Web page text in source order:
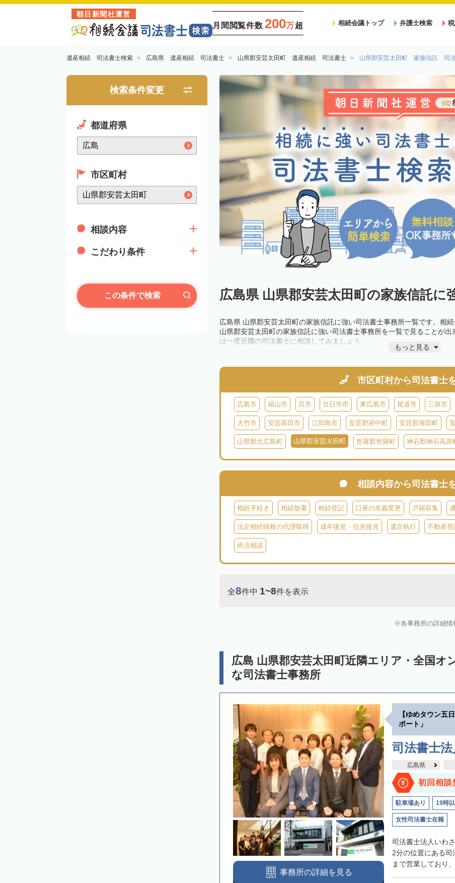
朝日新聞社運営
月間閲覧件数 200万超 相続会議トップ 弁護士検索
遺産相続 司法書士検索 広島県 遺産相続 司法書士 山県郡安芸太田町 遺産相続 司法書士 山県郡安芸太田町 家族信託 司
検索条件変更
都道府県
市区町村
相談内容
こだわり条件
この条件で検索 広島県 山県郡安芸太田町の家族信託に
広島県 山県郡安芸太田町の家族信託に強い司法書士事務所一覧です。相
山県郡安芸太田町の家族信託に強い司法書士事務所を一覧で見ることが
は一度近隣の司法書士に相談してみましょう。
もっと見る
市区町村から司法書士
広島市 福山市 呉市 廿日市市 東広島市 尾道市 三原市
大竹市 安芸高田市 江田島市 安芸郡府中町 安芸郡海田町
山県郡北広島町 山県郡安芸太田町 世羅郡世羅町 神石郡神石高原
相談内容から司法書士
相続手続き 相続放棄 相続登記 口座の名義変更 戸籍収集
法定相続情報の代理取得 成年後見・任意後見 遺言執行 不動産
終活相談
全8件中 1~8件を表示
各事務所の詳細
広島 山県郡安芸太田町近隣エリア・全国オ
な司法書士事務所
【ゆめタウン五
ポート」
司法書士
広島県
初回相談
駐車場あり 19時
女性司法書士在籍
司法書士法人いわ
2分の位置にある
まで営業しており
事務所の詳細を見る